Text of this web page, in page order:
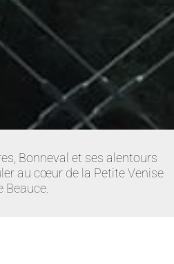
Bonneval et ses alentours
au cœur de la Petite Venise
Beauce.